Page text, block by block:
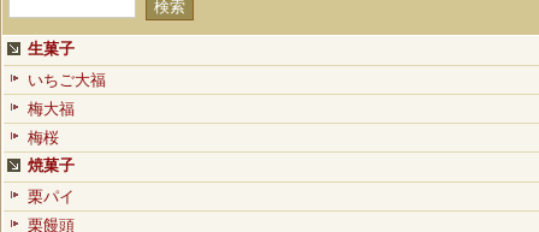
生菓子
いちご大福
梅大福
梅桜
焼菓子
栗パイ
栗饅頭